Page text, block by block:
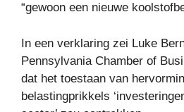
“gewoon een nieuwe
In een verklaring zei Luke
Pennsylvania Chamber of
dat het toestaan ​​van
belastingprikkels